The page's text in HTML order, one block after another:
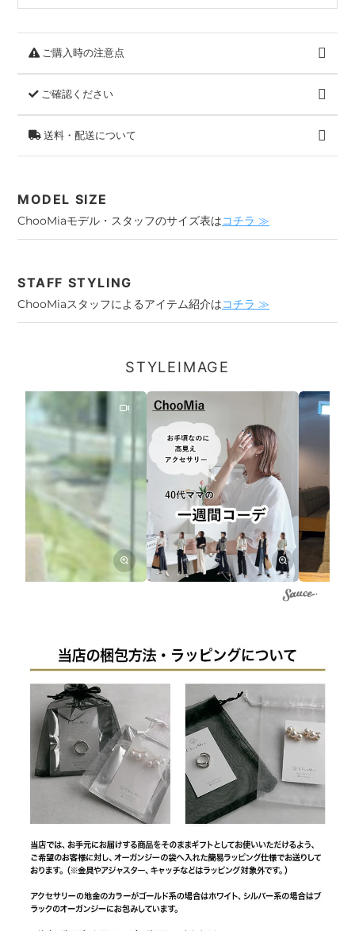
ご購入時の注意点
ご確認ください
送料・配送について
MODEL SIZE
ChooMiaモデル・スタッフのサイズ表はコチラ ≫
STAFF STYLING
ChooMiaスタッフによるアイテム紹介はコチラ ≫
STYLEIMAGE